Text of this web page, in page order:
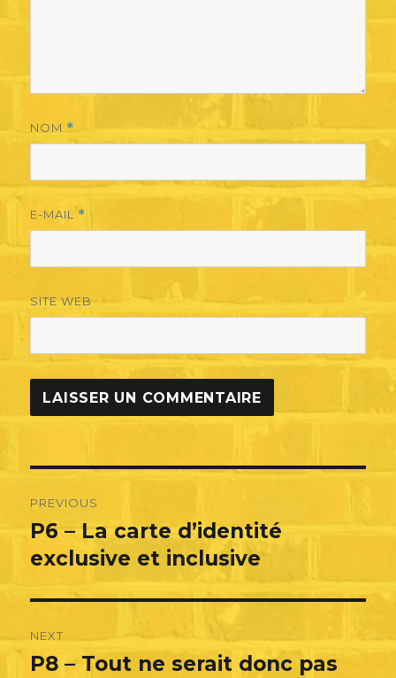
NOM *
E-MAIL *
SITE WEB
de
l’article
PREVIOUS
Previous
post:
P6 – La carte d’identité
exclusive et inclusive
NEXT
Next
P8 – Tout ne serait donc pas